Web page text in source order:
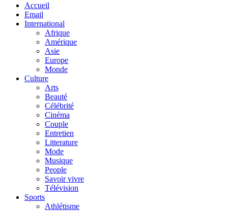
Accueil
Email
International
Afrique
Amérique
Asie
Europe
Monde
Culture
Arts
Beauté
Célébrité
Cinéma
Couple
Entretien
Litterature
Mode
Musique
People
Savoir vivre
Télévision
Sports
Athlétisme